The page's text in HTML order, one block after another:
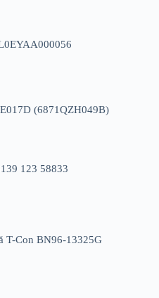
(6871QZH049B)
123 58833
T-Con BN96-13325G